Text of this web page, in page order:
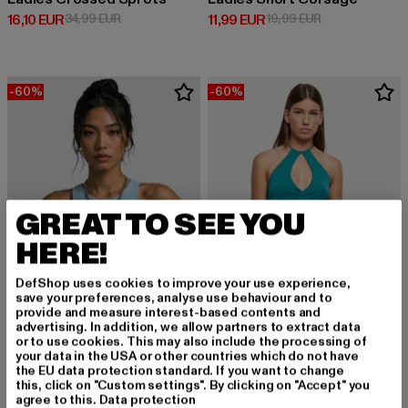
16,10 EUR
Derzeitiger Preis: 16,10 EUR
34,99 EURAktionspreis: 34,99 EUR
11,99 EUR
Derzeitiger Preis: 11,99 EUR
19,99 EURAktionspreis:
-60%
URBAN CLASSICS
Cropped Knot
24,99 EURAktionspreis: 24,99 EUR
-60%
URBAN CLASSICS
10,00 EUR
Derzeitiger Preis: 10,00 EUR
24,99 EURAktionspreis:
GREAT TO SEE YOU
HERE!
DefShop uses cookies to improve your use experience,
save your preferences, analyse use behaviour and to
provide and measure interest-based contents and
advertising. In addition, we allow partners to extract data
or to use cookies. This may also include the processing of
your data in the USA or other countries which do not have
the EU data protection standard. If you want to change
this, click on "Custom settings". By clicking on "Accept" you
agree to this. Data protection